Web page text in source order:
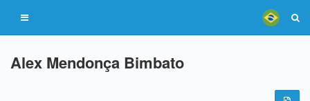
Alex Mendonça Bimbato